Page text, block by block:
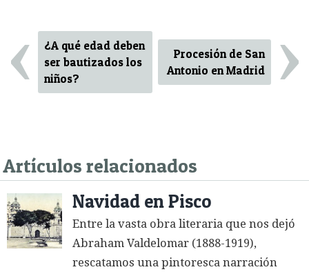
‹
¿A qué edad deben
ser bautizados los
niños?
Procesión de San
Antonio en Madrid
›
Artículos relacionados
Navidad en Pisco
Entre la vasta obra literaria que nos dejó
Abraham Valdelomar (1888-1919),
rescatamos una pintoresca narración